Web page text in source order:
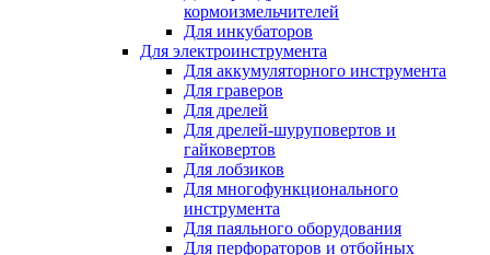
кормоизмельчителей
Для инкубаторов
Для электроинструмента
Для аккумуляторного инструмента
Для граверов
Для дрелей
Для дрелей-шуруповертов и
гайковертов
Для лобзиков
Для многофункционального
инструмента
Для паяльного оборудования
Для перфораторов и отбойных